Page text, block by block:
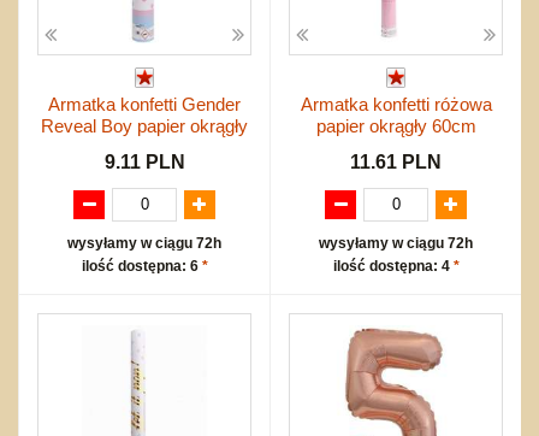
Armatka konfetti Gender
Reveal Boy papier okrągły
9.11 PLN
wysyłamy w ciągu 72h
ilość dostępna: 6 *
Armatka konfetti różowa
papier okrągły 60cm
11.61 PLN
wysyłamy w ciągu 72h
ilość dostępna: 4 *